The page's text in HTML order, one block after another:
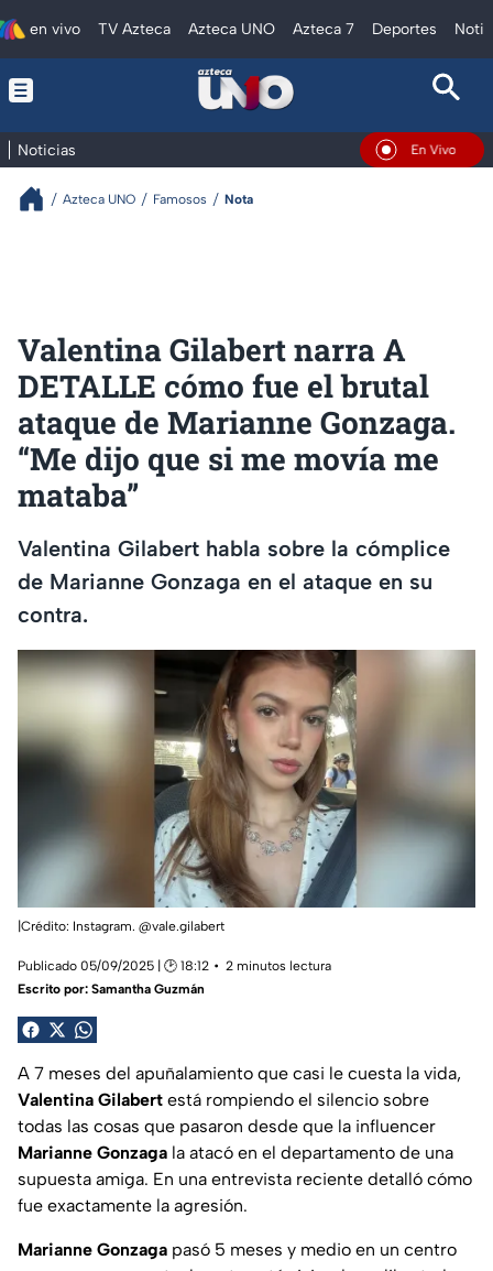
en vivo TV Azteca Azteca UNO Azteca 7 Deportes
Noticias En Vivo
Azteca UNO Famosos Nota
Valentina Gilabert narra A
DETALLE cómo fue el brutal
ataque de Marianne Gonzaga.
“Me dijo que si me movía me
mataba”
Valentina Gilabert habla sobre la cómplice
de Marianne Gonzaga en el ataque en su
contra.
|Crédito: Instagram. @vale.gilabert
Publicado 05/09/2025 | 🕑 18:12
2 minutos lectura
Escrito por: Samantha Guzmán
A 7 meses del apuñalamiento que casi le cuesta la vida,
Valentina Gilabert está rompiendo el silencio sobre
todas las cosas que pasaron desde que la influencer
Marianne Gonzaga la atacó en el departamento de una
supuesta amiga. En una entrevista reciente detalló cómo
fue exactamente la agresión.
Marianne Gonzaga pasó 5 meses y medio en un centro